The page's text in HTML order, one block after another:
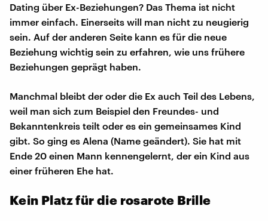
Dating über Ex-Beziehungen? Das Thema ist nicht
immer einfach. Einerseits will man nicht zu neugierig
sein. Auf der anderen Seite kann es für die neue
Beziehung wichtig sein zu erfahren, wie uns frühere
Beziehungen geprägt haben.
Manchmal bleibt der oder die Ex auch Teil des Lebens,
weil man sich zum Beispiel den Freundes- und
Bekanntenkreis teilt oder es ein gemeinsames Kind
gibt. So ging es Alena (Name geändert). Sie hat mit
Ende 20 einen Mann kennengelernt, der ein Kind aus
einer früheren Ehe hat.
Kein Platz für die rosarote Brille